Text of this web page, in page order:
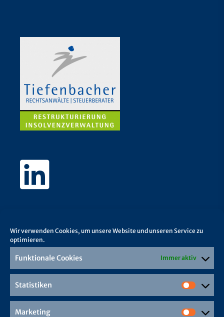
Wir verwenden Cookies, um unsere Website und unseren Service zu
optimieren.
Funktionale Cookies Immer aktiv
Statistiken
Marketing